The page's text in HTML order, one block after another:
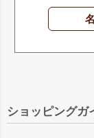
ショッピングガ